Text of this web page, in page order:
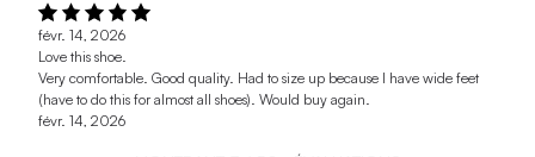
févr. 14, 2026
Love this shoe.
Very comfortable. Good quality. Had to size up because I have wide feet
(have to do this for almost all shoes). Would buy again.
févr. 14, 2026